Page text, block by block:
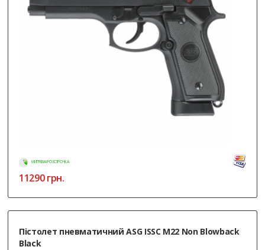
МИТТЄВА РОЗСТРОЧКА
11290грн.
Пістолет пневматичний ASG ISSC M22 Non Blowback
Black